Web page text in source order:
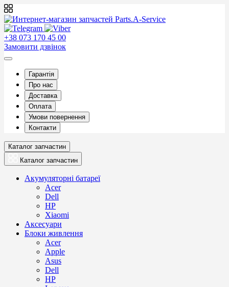
+38 073 170 45 00
Замовити дзвінок
Гарантія
Про нас
Доставка
Оплата
Умови повернення
Контакти
Каталог запчастин
Каталог запчастин
Акумуляторні батареї
Acer
Dell
HP
Xiaomi
Аксесуари
Блоки живлення
Acer
Apple
Asus
Dell
HP